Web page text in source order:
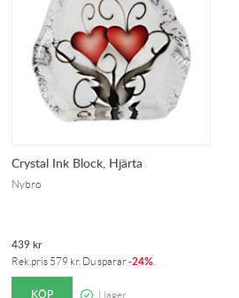
Crystal Ink Block, Hjärta
Nybro
439kr
Rek.pris 579 kr. Du sparar-24%
KÖP I lager.